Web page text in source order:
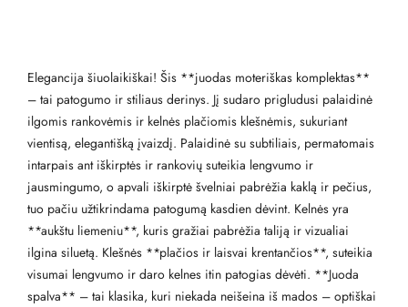
Elegancija šiuolaikiškai! Šis **juodas moteriškas komplektas**
– tai patogumo ir stiliaus derinys. Jį sudaro prigludusi palaidinė
ilgomis rankovėmis ir kelnės plačiomis klešnėmis, sukuriant
vientisą, elegantišką įvaizdį. Palaidinė su subtiliais, permatomais
intarpais ant iškirptės ir rankovių suteikia lengvumo ir
jausmingumo, o apvali iškirptė švelniai pabrėžia kaklą ir pečius,
tuo pačiu užtikrindama patogumą kasdien dėvint. Kelnės yra
**aukštu liemeniu**, kuris gražiai pabrėžia taliją ir vizualiai
ilgina siluetą. Klešnės **plačios ir laisvai krentančios**, suteikia
visumai lengvumo ir daro kelnes itin patogias dėvėti. **Juoda
spalva** – tai klasika, kuri niekada neišeina iš mados – optiškai